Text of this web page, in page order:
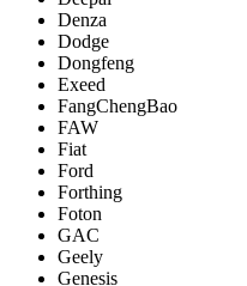
Denza
Dodge
Dongfeng
Exeed
FangChengBao
FAW
Fiat
Ford
Forthing
Foton
GAC
Geely
Genesis